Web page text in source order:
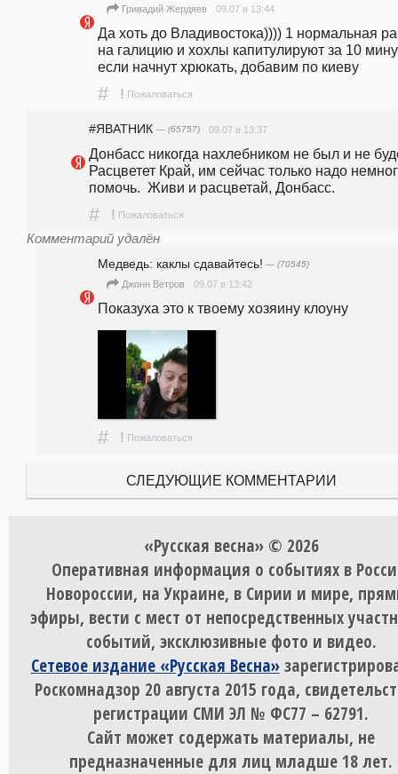
Гривадий Жердяев 09.07 в 13:44
Да хоть до Владивостока)))) 1 нормальная
на галицию и хохлы капитулируют за 10
если начнут хрюкать, добавим по киеву
# ! Пожаловаться
#ЯВАТНИК — (65757) 09.07 в 13:37
Донбасс никогда нахлебником не был и не
Расцветет Край, им сейчас только надо
помочь.  Живи и расцветай, Донбасс.
# ! Пожаловаться
Комментарий удалён
Медведь: каклы сдавайтесь! — (70545)
Джонн Ветров 09.07 в 13:42
Показуха это к твоему хозяину клоуну
# ! Пожаловаться
СЛЕДУЮЩИЕ КОММЕНТАРИИ
«Русская весна» © 2026
Оперативная информация о событиях в
Новороссии, на Украине, в Сирии и мире,
эфиры, вести с мест от непосредственных
событий, эксклюзивные фото и видео.
Сетевое издание «Русская Весна»
Роскомнадзор 20 августа 2015 года,
регистрации СМИ ЭЛ № ФС77 – 62791.
Сайт может содержать материалы, не
предназначенные для лиц младше 18 лет.